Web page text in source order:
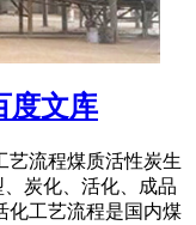
度文库
艺流程煤质活性炭生
炭化、活化、成品
化工艺流程是国内煤